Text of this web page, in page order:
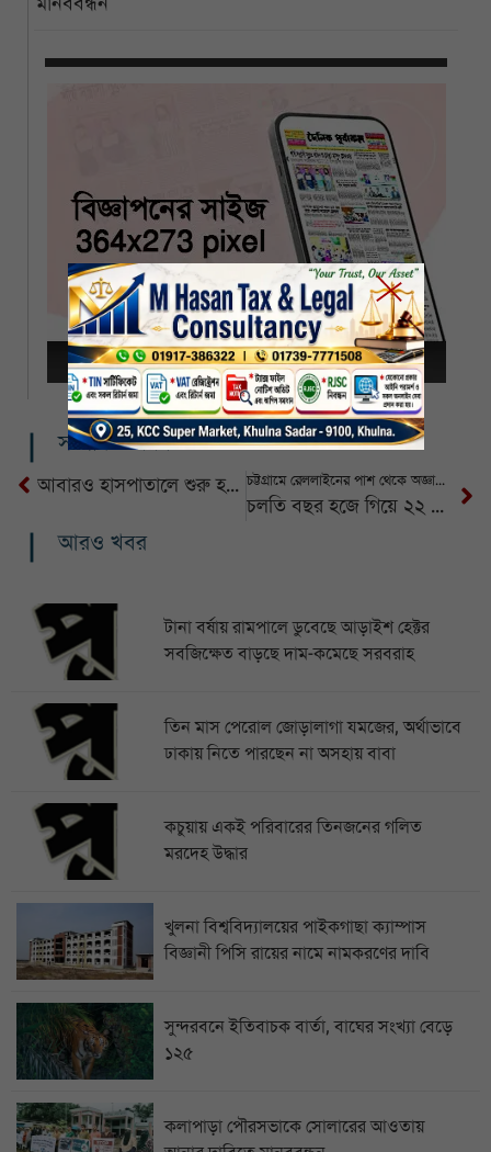
সম্পর্কিত খবর
আবারও হাসপাতালে শুরু হচ্ছে করোনা পরীক্ষা চট্টগ্রামে রেললাইনের পাশ থেকে অজ্ঞাত ব্যক্তির লাশ উদ্ধার
চলতি বছর হজে গিয়ে ২২ বাংলাদেশির মৃত্যু
আরও খবর
টানা বর্ষায় রামপালে ডুবেছে আড়াইশ হেক্টর
সবজিক্ষেত বাড়ছে দাম-কমেছে সরবরাহ
তিন মাস পেরোল জোড়ালাগা যমজের, অর্থাভাবে
ঢাকায় নিতে পারছেন না অসহায় বাবা
কচুয়ায় একই পরিবারের তিনজনের গলিত
মরদেহ উদ্ধার
খুলনা বিশ্ববিদ্যালয়ের পাইকগাছা ক্যাম্পাস
বিজ্ঞানী পিসি রায়ের নামে নামকরণের দাবি
সুন্দরবনে ইতিবাচক বার্তা, বাঘের সংখ্যা বেড়ে
১২৫
কলাপাড়া পৌরসভাকে সোলারের আওতায়